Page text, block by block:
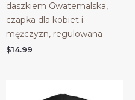
daszkiem Gwatemalska,
czapka dla kobiet i
mężczyzn, regulowana
$14.99